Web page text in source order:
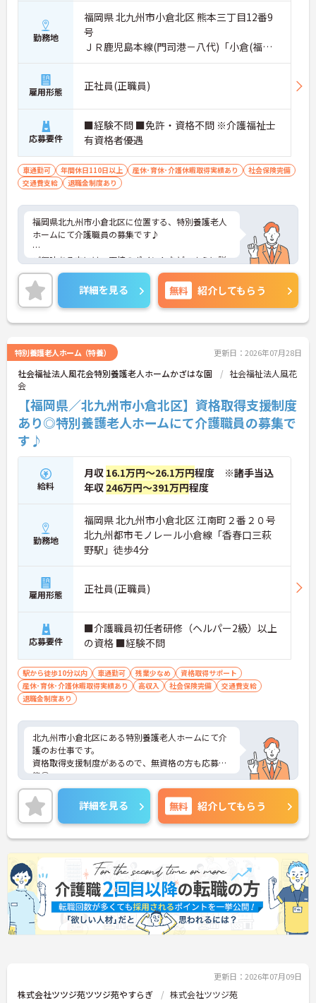
勤務地
福岡県 北九州市小倉北区 熊本三丁目12番9
号
ＪＲ鹿児島本線(門司港－八代)「小倉(福岡)
駅」バス・車15分
雇用形態 正社員(正職員)
応募要件
■経験不問 ■免許・資格不問 ※介護福祉士
有資格者優遇
車通勤可 年間休日110日以上 産休･育休･介護休暇取得実績あり
社会保険完備
交通費支給
退職金制度あり
福岡県北九州市小倉北区に位置する、特別養護老人
ホームにて介護職員の募集です♪
ご興味ある方には、面接のポイントなど、さらに詳
細をお話致しますのでお気軽にご相談ください。
詳細を見る 無料 紹介してもらう
特別養護老人ホーム（特養） 更新日：2026年07月28日
社会福祉法人風花会特別養護老人ホームかざはな園
社会福祉法人風花
会
【福岡県／北九州市小倉北区】資格取得支援制度
あり◎特別養護老人ホームにて介護職員の募集で
す♪
給料
月収 16.1万円～26.1万円程度 ※諸手当込
年収 246万円～391万円程度
勤務地
福岡県 北九州市小倉北区 江南町２番２０号
北九州都市モノレール小倉線「香春口三萩
野駅」徒歩4分
雇用形態 正社員(正職員)
応募要件
■介護職員初任者研修（ヘルパー2級）以上
の資格 ■経験不問
駅から徒歩10分以内 車通勤可 残業少なめ
資格取得サポート
産休･育休･介護休暇取得実績あり
高収入 社会保険完備
交通費支給
退職金制度あり
北九州市小倉北区にある特別養護老人ホームにて介
護のお仕事です。
資格取得支援制度があるので、無資格の方も応募可
能◎
ご興味がある方は是非一度マイナビまでお問い合わ
せください。さらに詳細などお伝えします！
詳細を見る 無料 紹介してもらう
更新日：2026年07月09日
株式会社ツツジ苑ツツジ苑やすらぎ 株式会社ツツジ苑